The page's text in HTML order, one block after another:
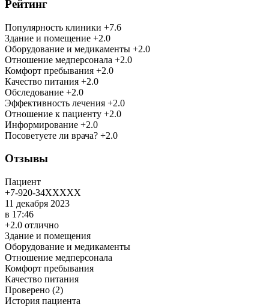
Рейтинг
Популярность клиники +7.6
Здание и помещение +2.0
Оборудование и медикаменты +2.0
Отношение медперсонала +2.0
Комфорт пребывания +2.0
Качество питания +2.0
Обследование +2.0
Эффективность лечения +2.0
Отношение к пациенту +2.0
Информирование +2.0
Посоветуете ли врача? +2.0
Отзывы
Пациент
+7-920-34XXXXX
11 декабря 2023
в 17:46
+2.0 отлично
Здание и помещения
Оборудование и медикаменты
Отношение медперсонала
Комфорт пребывания
Качество питания
Проверено (2)
История пациента